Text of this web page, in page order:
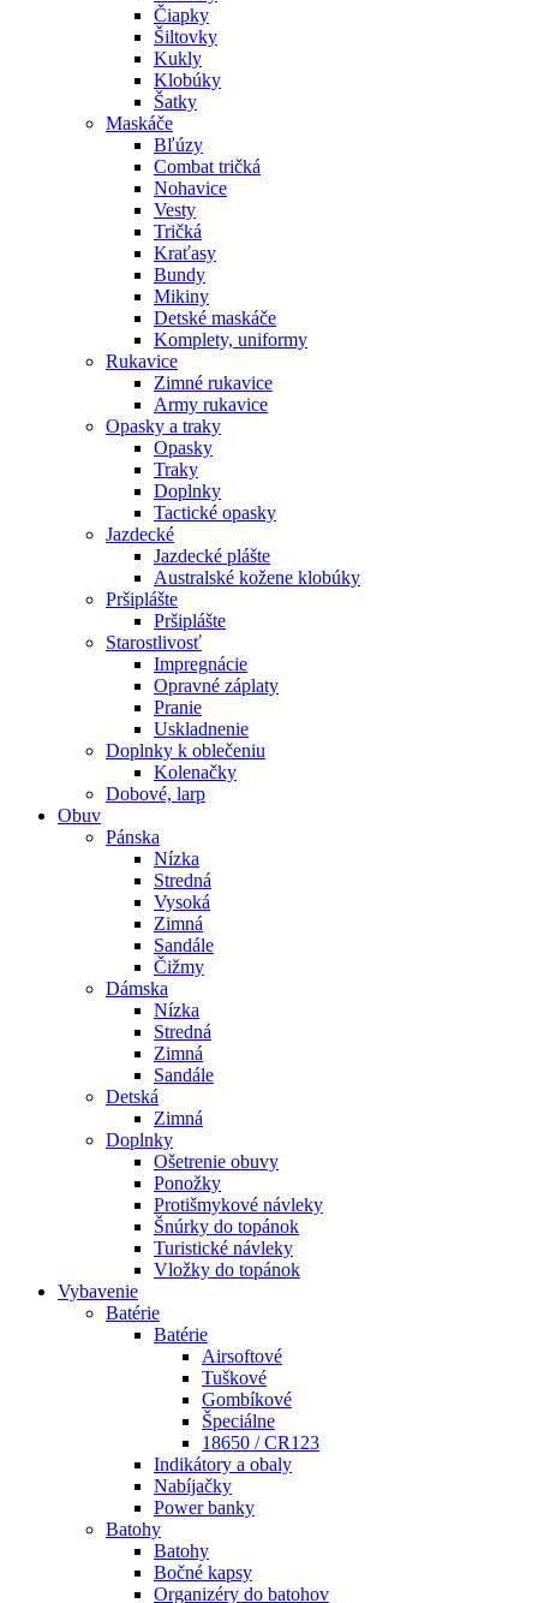
Čiapky
Šiltovky
Kukly
Klobúky
Šatky
Maskáče
Bľúzy
Combat tričká
Nohavice
Vesty
Tričká
Kraťasy
Bundy
Mikiny
Detské maskáče
Komplety, uniformy
Rukavice
Zimné rukavice
Army rukavice
Opasky a traky
Opasky
Traky
Doplnky
Tactické opasky
Jazdecké
Jazdecké plášte
Australské kožene klobúky
Pršiplášte
Pršiplášte
Starostlivosť
Impregnácie
Opravné záplaty
Pranie
Uskladnenie
Doplnky k oblečeniu
Kolenačky
Dobové, larp
Obuv
Pánska
Nízka
Stredná
Vysoká
Zimná
Sandále
Čižmy
Dámska
Nízka
Stredná
Zimná
Sandále
Detská
Zimná
Doplnky
Ošetrenie obuvy
Ponožky
Protišmykové návleky
Šnúrky do topánok
Turistické návleky
Vložky do topánok
Vybavenie
Batérie
Batérie
Airsoftové
Tuškové
Gombíkové
Špeciálne
18650 / CR123
Indikátory a obaly
Nabíjačky
Power banky
Batohy
Batohy
Bočné kapsy
Organizéry do batohov